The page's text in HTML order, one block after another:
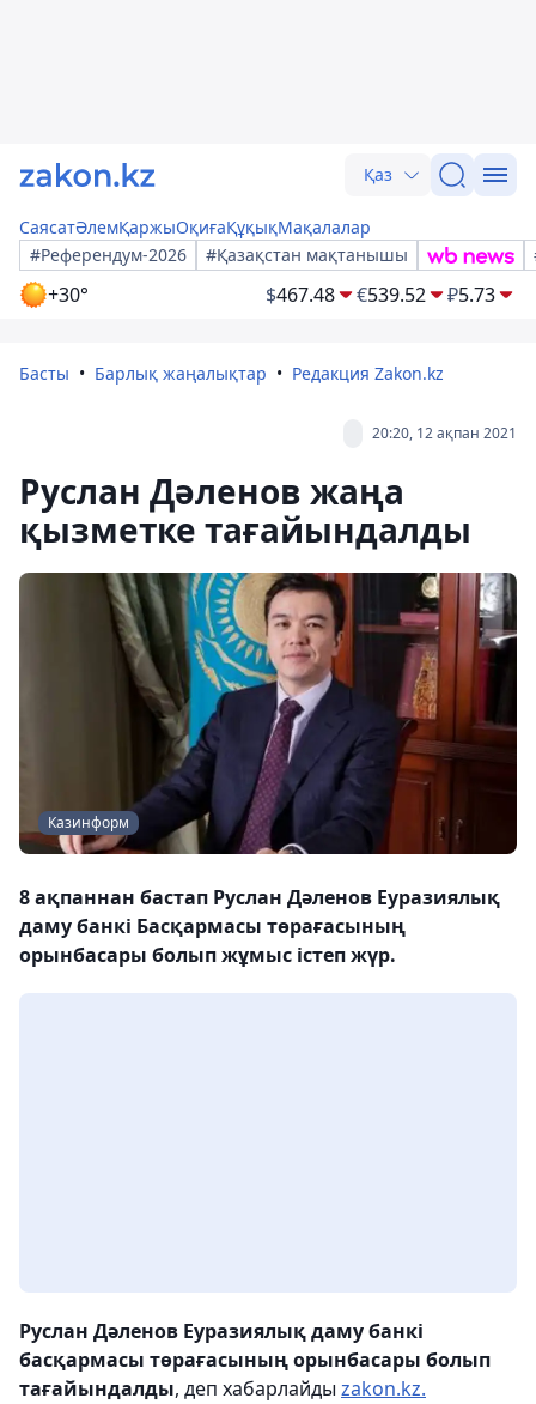
Қаз
СаясатӘлемҚаржыОқиғаҚұқықМақалалар
#Референдум-2026
#Қазақстан мақтанышы
+30° $467.48 €539.52 ₽5.73
Басты Барлық жаңалықтар Редакция Zakon.kz
20:20, 12 ақпан 2021
Руслан Дәленов жаңа
қызметке тағайындалды
Казинформ
8 ақпаннан бастап Руслан Дәленов Еуразиялық
даму банкі Басқармасы төрағасының
орынбасары болып жұмыс істеп жүр.
Руслан Дәленов Еуразиялық даму банкі
басқармасы төрағасының орынбасары болып
тағайындалды, деп хабарлайды zakon.kz.